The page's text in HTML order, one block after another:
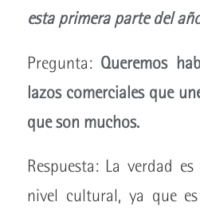
esta primera parte del
Pregunta: Queremos
lazos comerciales que
que son muchos.
Respuesta: La verdad
nivel cultural, ya que